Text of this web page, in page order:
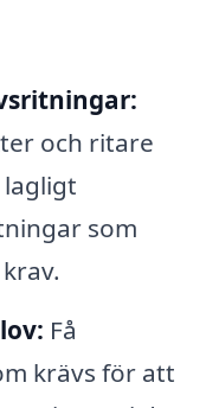
och ritare
lagligt
som
Få
krävs för att